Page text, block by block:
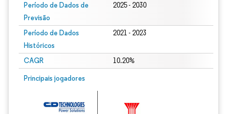
Período de Dados de
Previsão
2025 - 2030
Período de Dados
Históricos
2021 - 2023
CAGR 10.20%
Principais jogadores